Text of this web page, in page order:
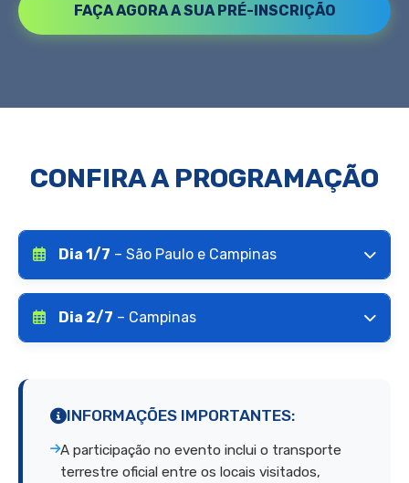
FAÇA AGORA A SUA PRÉ-INSCRIÇÃO
CONFIRA A PROGRAMAÇÃO
Dia 1/7 – São Paulo e Campinas
Dia 2/7 – Campinas
INFORMAÇÕES IMPORTANTES:
A participação no evento inclui o transporte
terrestre oficial entre os locais visitados,